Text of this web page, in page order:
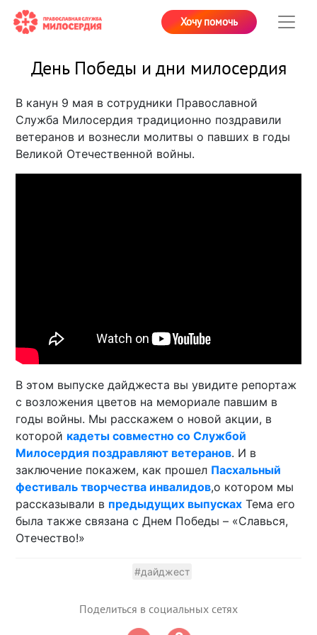
Хочу помочь
День Победы и дни милосердия
В канун 9 мая в сотрудники Православной
Служба Милосердия традиционно поздравили
ветеранов и вознесли молитвы о павших в годы
Великой Отечественной войны.
В этом выпуске дайджеста вы увидите репортаж
с возложения цветов на мемориале павшим в
годы войны. Мы расскажем о новой акции, в
которой кадеты совместно со Службой
Милосердия поздравляют ветеранов. И в
заключение покажем, как прошел Пасхальный
фестиваль творчества инвалидов,о котором мы
рассказывали в предыдущих выпусках Тема его
была также связана с Днем Победы – «Славься,
Отечество!»
#дайджест
Поделиться в социальных сетях